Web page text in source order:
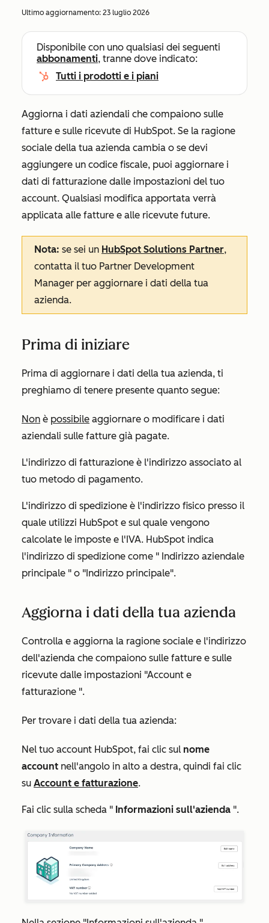
Ultimo aggiornamento: 23 luglio 2026
Disponibile con uno qualsiasi dei seguenti
abbonamenti, tranne dove indicato:
Tutti i prodotti e i piani
Aggiorna i dati aziendali che compaiono sulle
fatture e sulle ricevute di HubSpot. Se la ragione
sociale della tua azienda cambia o se devi
aggiungere un codice fiscale, puoi aggiornare i
dati di fatturazione dalle impostazioni del tuo
account. Qualsiasi modifica apportata verrà
applicata alle fatture e alle ricevute future.
Nota: se sei un HubSpot Solutions Partner,
contatta il tuo Partner Development
Manager per aggiornare i dati della tua
azienda.
Prima di iniziare
Prima di aggiornare i dati della tua azienda, ti
preghiamo di tenere presente quanto segue:
Non è possibile aggiornare o modificare i dati
aziendali sulle fatture già pagate.
L'indirizzo di fatturazione è l'indirizzo associato al
tuo metodo di pagamento.
L'indirizzo di spedizione è l'indirizzo fisico presso il
quale utilizzi HubSpot e sul quale vengono
calcolate le imposte e l'IVA. HubSpot indica
l'indirizzo di spedizione come " Indirizzo aziendale
principale " o "Indirizzo principale".
Aggiorna i dati della tua azienda
Controlla e aggiorna la ragione sociale e l'indirizzo
dell'azienda che compaiono sulle fatture e sulle
ricevute dalle impostazioni "Account e
fatturazione ".
Per trovare i dati della tua azienda:
Nel tuo account HubSpot, fai clic sul nome
account nell'angolo in alto a destra, quindi fai clic
su Account e fatturazione.
Fai clic sulla scheda " Informazioni sull'azienda ".